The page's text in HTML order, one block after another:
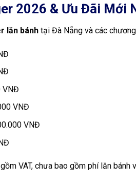
2026 & Ưu Đãi Mới
lăn bánh tại Đà Nẵng và các
VNĐ
VNĐ
VNĐ
VAT, chưa bao gồm phí lăn